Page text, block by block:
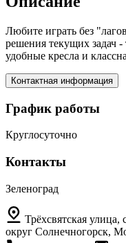
Любите играть без
решения текущих задач
удобные кресла и
Контактная информация
График работы
Круглосуточно
Контакты
Зеленоград
Трёхсвятская
округ Солнечногорск,